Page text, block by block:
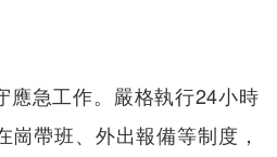
應急工作。嚴格執行24小時
帶班、外出報備等制度，